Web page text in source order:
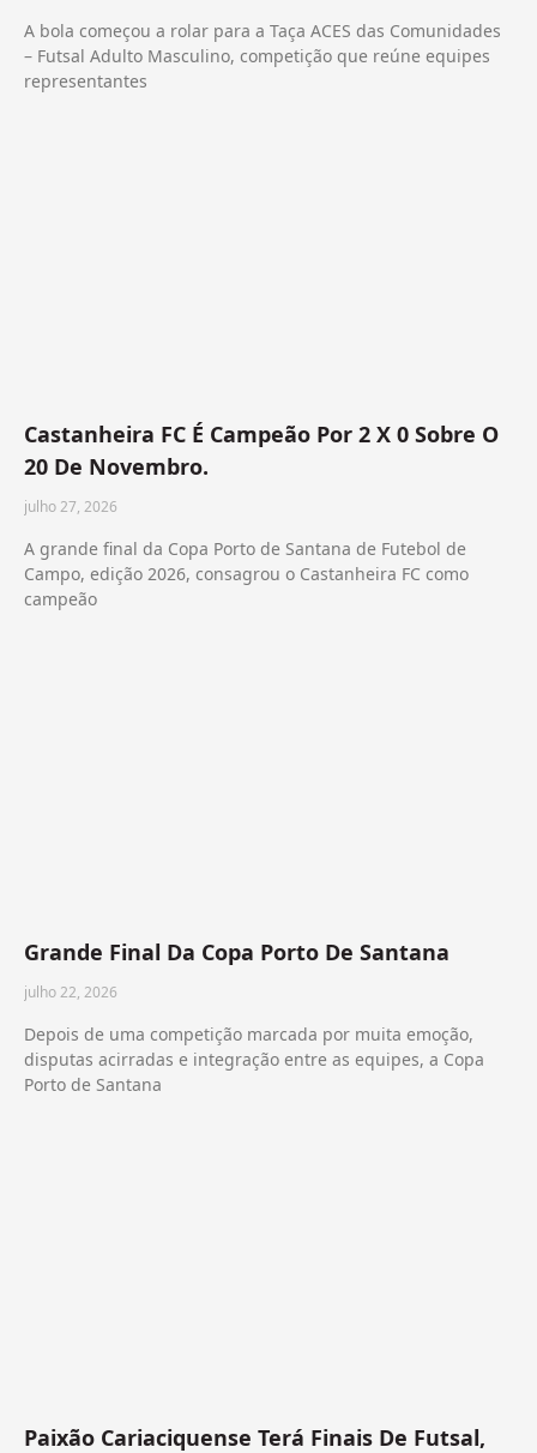
A bola começou a rolar para a Taça ACES das Comunidades
– Futsal Adulto Masculino, competição que reúne equipes
representantes
Castanheira FC É Campeão Por 2 X 0 Sobre O
20 De Novembro.
julho 27, 2026
A grande final da Copa Porto de Santana de Futebol de
Campo, edição 2026, consagrou o Castanheira FC como
campeão
Grande Final Da Copa Porto De Santana
julho 22, 2026
Depois de uma competição marcada por muita emoção,
disputas acirradas e integração entre as equipes, a Copa
Porto de Santana
Paixão Cariaciquense Terá Finais De Futsal,